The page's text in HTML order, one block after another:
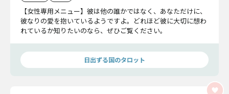
【女性専用メニュー】彼は他の誰かではなく、あなただけに、
彼なりの愛を抱いているようですよ。どれほど彼に大切に想わ
れているか知りたいのなら、ぜひご覧ください。
日出ずる国のタロット